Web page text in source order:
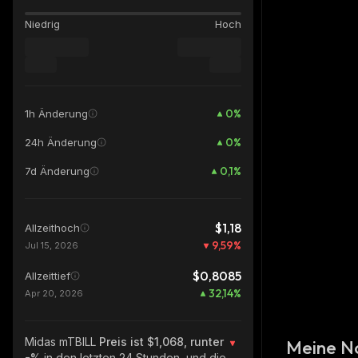
Niedrig Hoch
1h Änderung 0%
24h Änderung 0%
7d Änderung 0,1%
Allzeithoch $1,18
Jul 15, 2026 9,59%
Allzeittief $0,8085
Apr 20, 2026 32,14%
Midas mTBILL Preis ist $1,068, runter
Meine